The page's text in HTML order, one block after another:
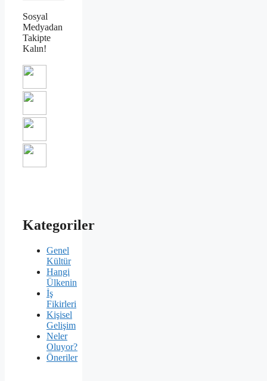
Sosyal
Medyadan
Takipte
Kalın!
Kategoriler
Genel
Kültür
Hangi
Ülkenin
İş
Fikirleri
Kişisel
Gelişim
Neler
Oluyor?
Öneriler